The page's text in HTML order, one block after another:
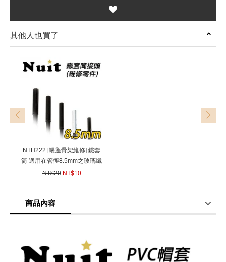
其他人也買了
NTH222 [帳蓬骨架維修] 鐵套
筒 適用在管徑8.5mm之玻璃纖
維桿帳篷玻纖骨架帳篷玻桿營
NT$20 NT$10
prev next
商品內容